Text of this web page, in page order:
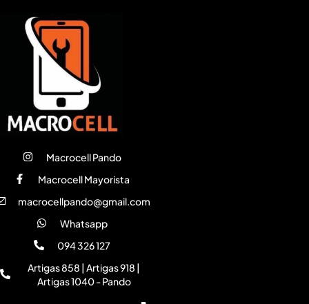
Macrocell Pando
Macrocell Mayorista
macrocellpando@gmail.com
Whatsapp
094 326 127
Artigas 858 | Artigas 918 |
Artigas 1040 - Pando